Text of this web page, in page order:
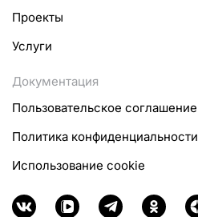
Проекты
Услуги
Документация
Пользовательское соглашение
Политика конфиденциальности
Использование cookie